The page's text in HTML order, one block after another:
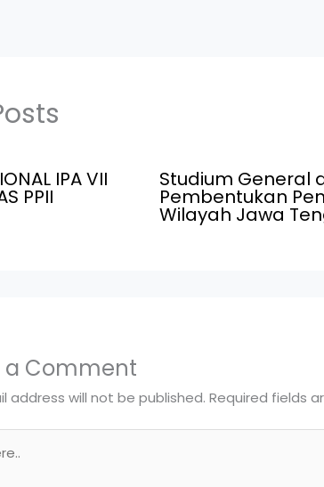
IPA VII
PPII
Studium General
Pembentukan
Wilayah Jawa
a Comment
address will not be published. Required fields